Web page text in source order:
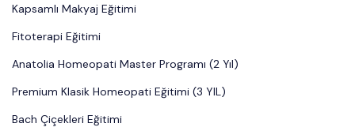
Kapsamlı Makyaj Eğitimi
Fitoterapi Eğitimi
Anatolia Homeopati Master Programı (2 Yıl)
Premium Klasik Homeopati Eğitimi (3 YIL)
Bach Çiçekleri Eğitimi